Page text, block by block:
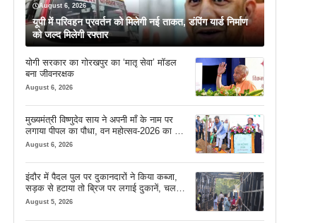
August 6, 2026
यूपी में परिवहन प्रवर्तन को मिलेगी नई ताकत, डंपिंग यार्ड निर्माण
को जल्द मिलेगी रफ्तार
योगी सरकार का गोरखपुर का ‘मातृ सेवा’ मॉडल
बना जीवनरक्षक
August 6, 2026
मुख्यमंत्री विष्णुदेव साय ने अपनी माँ के नाम पर
लगाया पीपल का पौधा, वन महोत्सव-2026 का हुआ
शुभारंभ
August 6, 2026
इंदौर में पैदल पुल पर दुकानदारों ने किया कब्जा,
सड़क से हटाया तो ब्रिज पर लगाई दुकानें, चलने
की जगह भी नहीं मिल रही
August 5, 2026